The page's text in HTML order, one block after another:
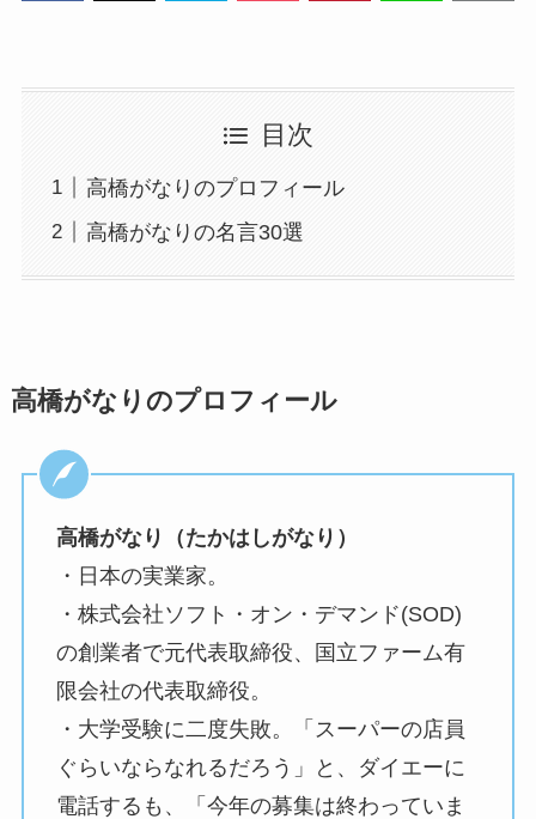
目次
高橋がなりのプロフィール
高橋がなりの名言30選
高橋がなりのプロフィール
高橋がなり（たかはしがなり）
・日本の実業家。
・株式会社ソフト・オン・デマンド(SOD)
の創業者で元代表取締役、国立ファーム有
限会社の代表取締役。
・大学受験に二度失敗。「スーパーの店員
ぐらいならなれるだろう」と、ダイエーに
電話するも、「今年の募集は終わっていま